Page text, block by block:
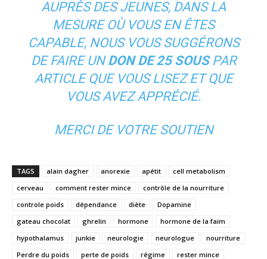
AUPRÈS DES JEUNES, DANS LA
MESURE OÙ VOUS EN ÊTES
CAPABLE, NOUS VOUS SUGGÉRONS
DE FAIRE UNDON DE 25 SOUS PAR
ARTICLE QUE VOUS LISEZ ET QUE
VOUS AVEZ APPRÉCIÉ.
MERCI DE VOTRE SOUTIEN
TAGS alain dagher anorexie apétit
cell metabolism
cerveau
comment rester mince
contrôle de la nourriture
controle poids
dépendance diète
Dopamine
gateau chocolat
ghrelin hormone
hormone de la faim
hypothalamus
junkie neurologie neurologue
nourriture
Perdre du poids
perte de poids régime
rester mince